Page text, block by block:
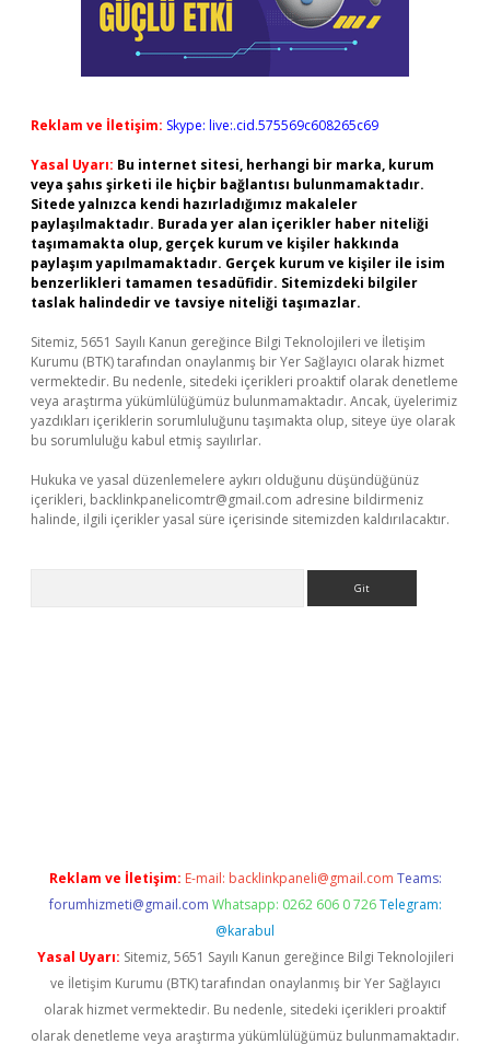
Reklam ve İletişim: Skype: live:.cid.575569c608265c69
Yasal Uyarı: Bu internet sitesi, herhangi bir marka, kurum
veya şahıs şirketi ile hiçbir bağlantısı bulunmamaktadır.
Sitede yalnızca kendi hazırladığımız makaleler
paylaşılmaktadır. Burada yer alan içerikler haber niteliği
taşımamakta olup, gerçek kurum ve kişiler hakkında
paylaşım yapılmamaktadır. Gerçek kurum ve kişiler ile isim
benzerlikleri tamamen tesadüfidir. Sitemizdeki bilgiler
taslak halindedir ve tavsiye niteliği taşımazlar.
Sitemiz, 5651 Sayılı Kanun gereğince Bilgi Teknolojileri ve İletişim
Kurumu (BTK) tarafından onaylanmış bir Yer Sağlayıcı olarak hizmet
vermektedir. Bu nedenle, sitedeki içerikleri proaktif olarak denetleme
veya araştırma yükümlülüğümüz bulunmamaktadır. Ancak, üyelerimiz
yazdıkları içeriklerin sorumluluğunu taşımakta olup, siteye üye olarak
bu sorumluluğu kabul etmiş sayılırlar.
Hukuka ve yasal düzenlemelere aykırı olduğunu düşündüğünüz
içerikleri, backlinkpanelicomtr@gmail.com adresine bildirmeniz
halinde, ilgili içerikler yasal süre içerisinde sitemizden kaldırılacaktır.
Reklam ve İletişim: E-mail: backlinkpaneli@gmail.com Teams:
forumhizmeti@gmail.com Whatsapp: 0262 606 0 726 Telegram:
@karabul
Yasal Uyarı: Sitemiz, 5651 Sayılı Kanun gereğince Bilgi Teknolojileri
ve İletişim Kurumu (BTK) tarafından onaylanmış bir Yer Sağlayıcı
olarak hizmet vermektedir. Bu nedenle, sitedeki içerikleri proaktif
olarak denetleme veya araştırma yükümlülüğümüz bulunmamaktadır.